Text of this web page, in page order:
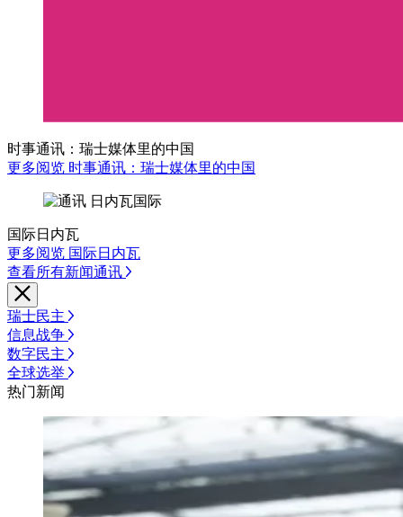
时事通讯：瑞士媒体里的中国
更多阅览 时事通讯：瑞士媒体里的中国
国际日内瓦
更多阅览 国际日内瓦
查看所有新闻通讯
瑞士民主
信息战争
数字民主
全球选举
热门新闻